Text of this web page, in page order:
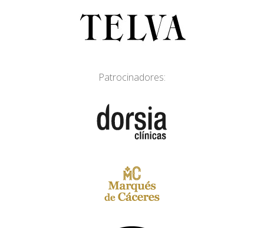
Patrocinadores: